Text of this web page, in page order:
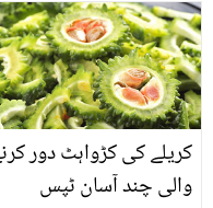
کریلے کی کڑواہٹ دور
والی چند آسان ٹپس